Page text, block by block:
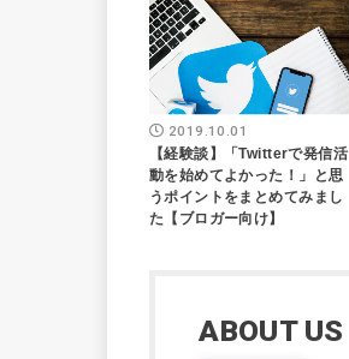
2019.10.01
【経験談】「Twitterで発信活
動を始めてよかった！」と思
うポイントをまとめてみまし
た【ブロガー向け】
ABOUT US